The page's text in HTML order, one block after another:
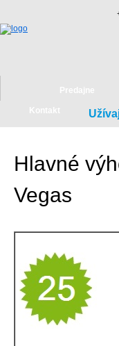
Hlavné
Vegas
Predajne
Kontakt